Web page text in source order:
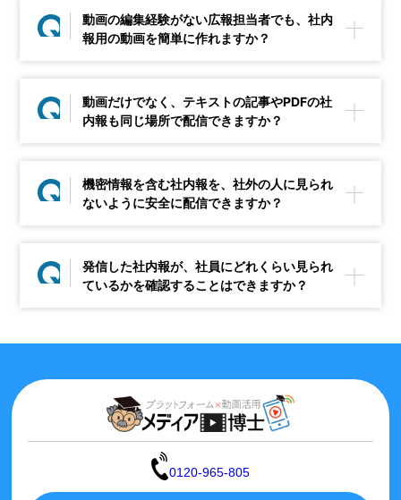
動画の編集経験がない広報担当者でも、社内
報用の動画を簡単に作れますか？
動画だけでなく、テキストの記事やPDFの社
内報も同じ場所で配信できますか？
機密情報を含む社内報を、社外の人に見られ
ないように安全に配信できますか？
発信した社内報が、社員にどれくらい見られ
ているかを確認することはできますか？
0120-965-805